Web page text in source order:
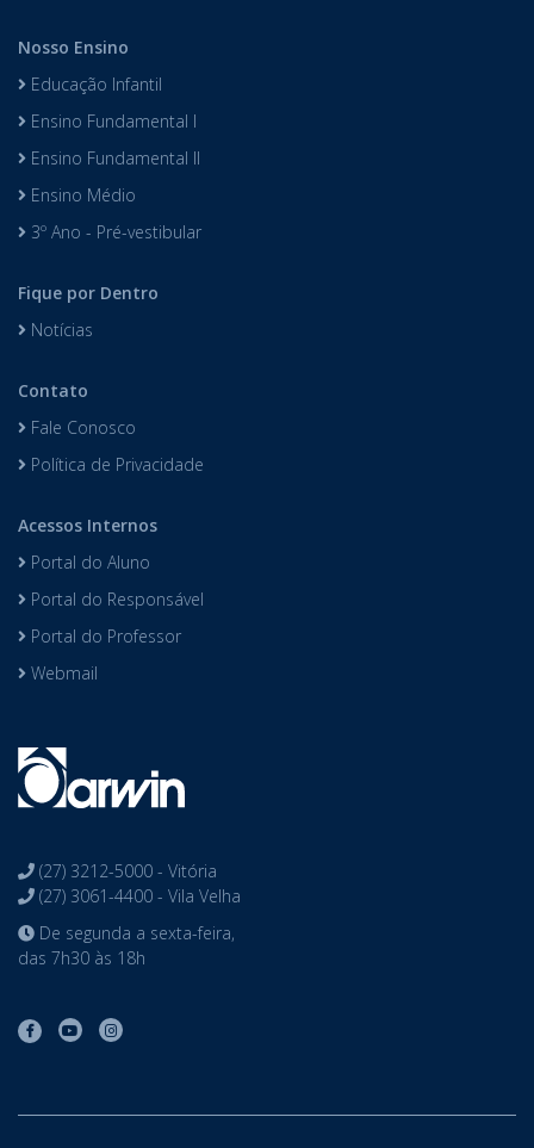
Nosso Ensino
Educação Infantil
Ensino Fundamental I
Ensino Fundamental II
Ensino Médio
3º Ano - Pré-vestibular
Fique por Dentro
Notícias
Contato
Fale Conosco
Política de Privacidade
Acessos Internos
Portal do Aluno
Portal do Responsável
Portal do Professor
Webmail
(27) 3212-5000 - Vitória
(27) 3061-4400 - Vila Velha
De segunda a sexta-feira,
das 7h30 às 18h